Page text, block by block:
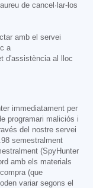
de cancel·lar-los
amb el servei
a
d'assistència al lloc
immediatament per
programari maliciós i
del nostre servei
semestralment
(SpyHunter
amb els materials
(que
variar segons el